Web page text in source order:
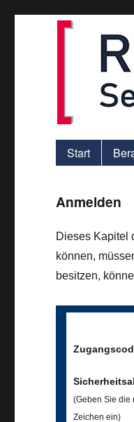
ver.di-Beratung
Start
Anmelden
Dieses Kapitel
können,
besitzen,
(Geben Sie die
Zeichen ein)